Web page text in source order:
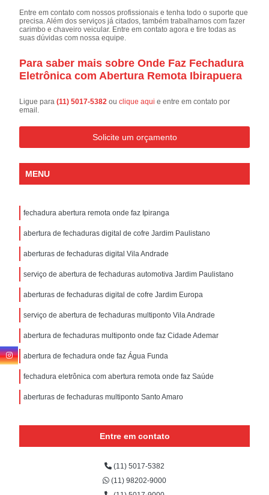
Entre em contato com nossos profissionais e tenha todo o suporte que
precisa. Além dos serviços já citados, também trabalhamos com fazer
carimbo e chaveiro veicular. Entre em contato agora e tire todas as
suas dúvidas com nossa equipe.
Para saber mais sobre Onde Faz Fechadura
Eletrônica com Abertura Remota Ibirapuera
Ligue para(11) 5017-5382ouclique aqui e entre em contato por
email.
Solicite um orçamento
MENU
fechadura abertura remota onde faz Ipiranga
abertura de fechaduras digital de cofre Jardim Paulistano
aberturas de fechaduras digital Vila Andrade
serviço de abertura de fechaduras automotiva Jardim Paulistano
aberturas de fechaduras digital de cofre Jardim Europa
serviço de abertura de fechaduras multiponto Vila Andrade
abertura de fechaduras multiponto onde faz Cidade Ademar
abertura de fechadura onde faz Água Funda
fechadura eletrônica com abertura remota onde faz Saúde
aberturas de fechaduras multiponto Santo Amaro
Entre em contato
(11) 5017-5382
(11) 98202-9000